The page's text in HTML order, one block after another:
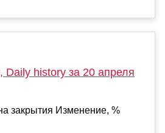
history за 20 апреля
закрытия Изменение, %